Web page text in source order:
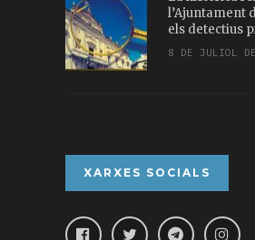
l’Ajuntament
els detectius
8 DE JULIOL
XARXES SOCIALS